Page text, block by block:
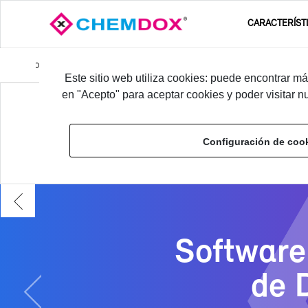
de Da­tos de Se­gu­ri­dad - FDS
Este sitio web utiliza cookies: puede encontrar
en "Acepto" para aceptar cookies y poder visitar
Configuración de
Ini­cio › ¿DÓN­DE AYU­DA CHEM­DOX? ›
de
An­
te­